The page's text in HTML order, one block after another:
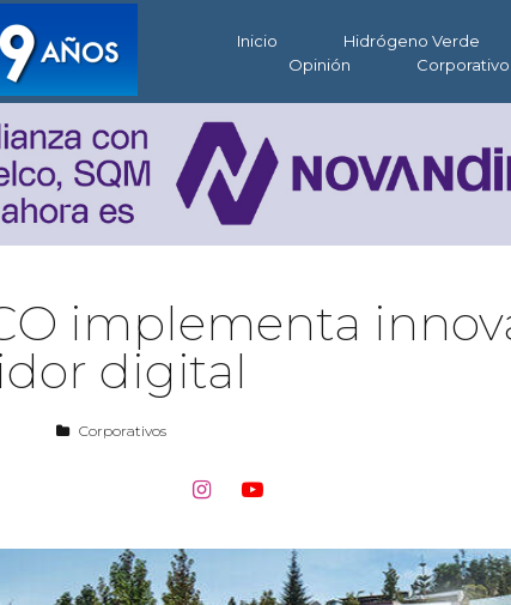
Inicio Hidrógeno Verde
Opinión
implementa
digital
Corporativos
 